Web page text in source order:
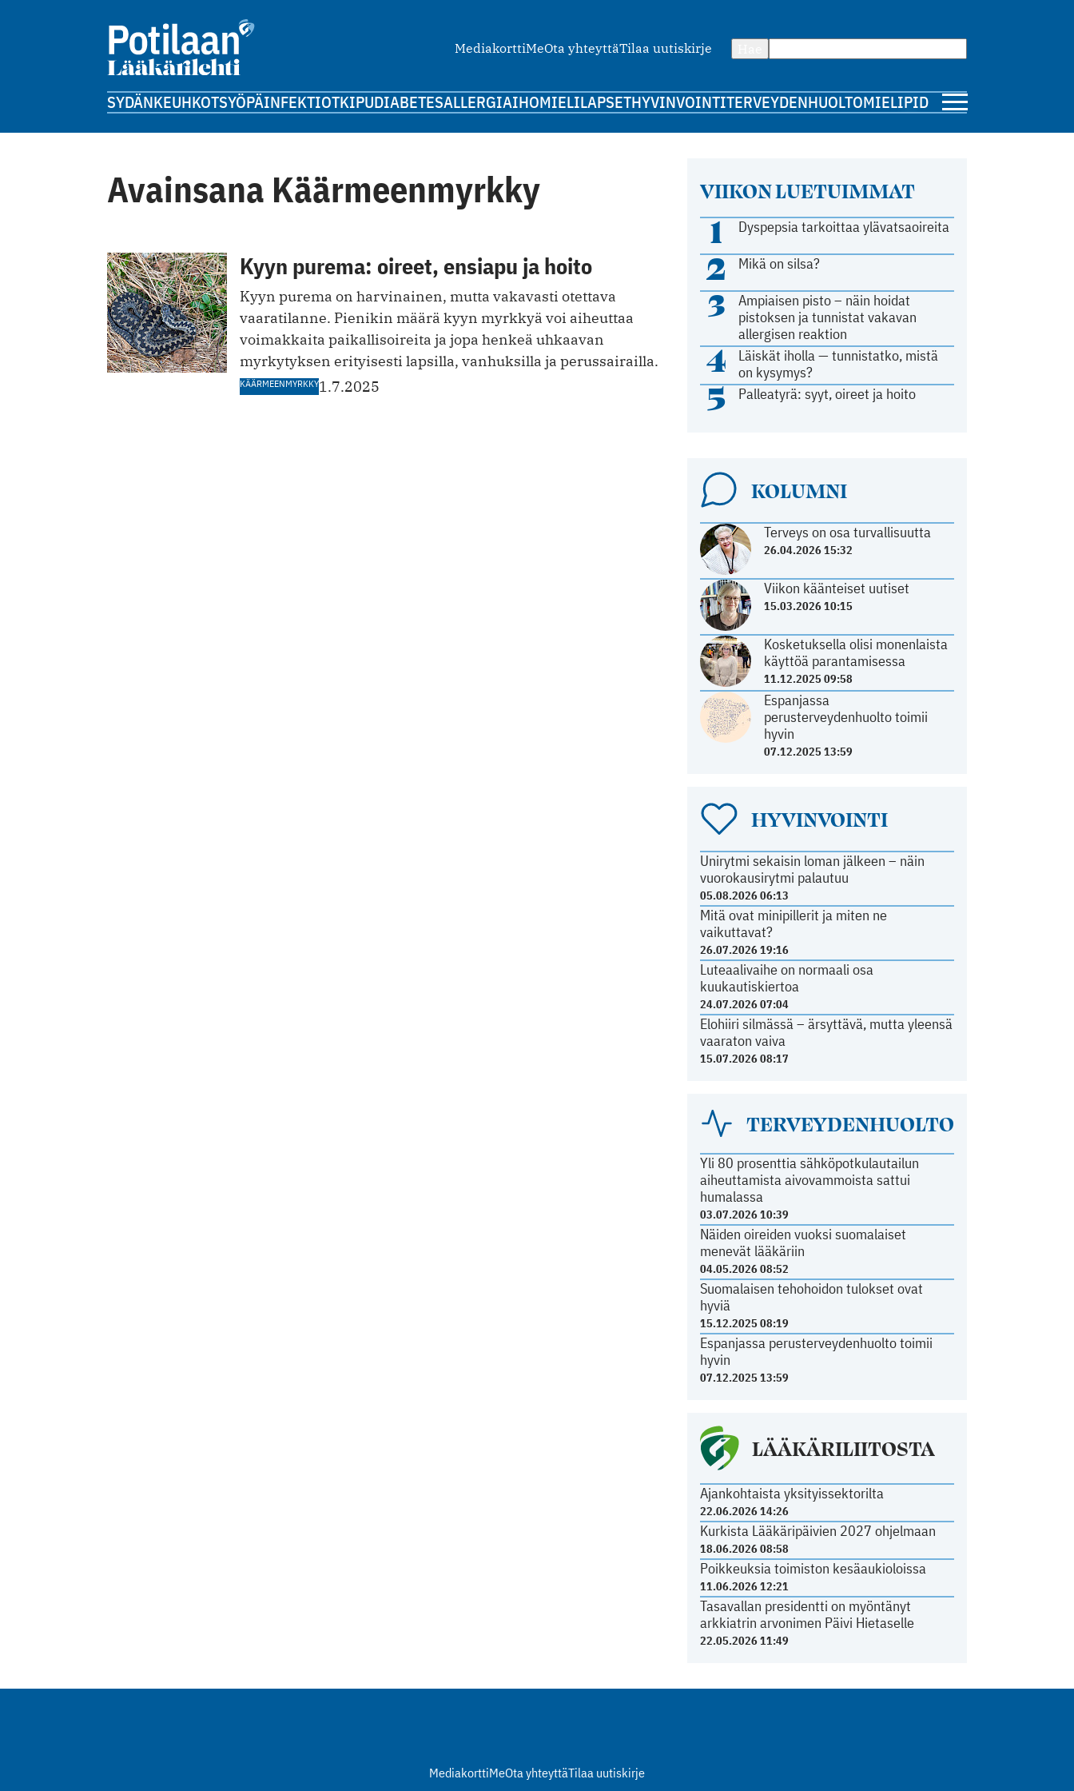
MediakorttiMeOta yhteyttäTilaa uutiskirje
SYDÄNKEUHKOTSYÖPÄINFEKTIOTKIPUDIABETESALLERGIAIHOMIELILAPSETHYVINVOINTITERVEYDENHUOLTOMIELIPIDE
Avainsana Käärmeenmyrkky
Kyyn purema: oireet, ensiapu ja hoito
Kyyn purema on harvinainen, mutta vakavasti otettava
vaaratilanne. Pienikin määrä kyyn myrkkyä voi aiheuttaa
voimakkaita paikallisoireita ja jopa henkeä uhkaavan
myrkytyksen erityisesti lapsilla, vanhuksilla ja perussairailla.
KÄÄRMEENMYRKKY1.7.2025
VIIKON LUETUIMMAT
1 Dyspepsia tarkoittaa ylävatsaoireita
2 Mikä on silsa?
3
Ampiaisen pisto – näin hoidat
pistoksen ja tunnistat vakavan
allergisen reaktion
4
Läiskät iholla — tunnistatko, mistä
on kysymys?
5 Palleatyrä: syyt, oireet ja hoito
KOLUMNI
Terveys on osa turvallisuutta
26.04.2026 15:32
Viikon käänteiset uutiset
15.03.2026 10:15
Kosketuksella olisi monenlaista
käyttöä parantamisessa
11.12.2025 09:58
Espanjassa
perusterveydenhuolto toimii
hyvin
07.12.2025 13:59
HYVINVOINTI
Unirytmi sekaisin loman jälkeen – näin
vuorokausirytmi palautuu
05.08.2026 06:13
Mitä ovat minipillerit ja miten ne
vaikuttavat?
26.07.2026 19:16
Luteaalivaihe on normaali osa
kuukautiskiertoa
24.07.2026 07:04
Elohiiri silmässä – ärsyttävä, mutta yleensä
vaaraton vaiva
15.07.2026 08:17
TERVEYDENHUOLTO
Yli 80 prosenttia sähköpotkulautailun
aiheuttamista aivovammoista sattui
humalassa
03.07.2026 10:39
Näiden oireiden vuoksi suomalaiset
menevät lääkäriin
04.05.2026 08:52
Suomalaisen tehohoidon tulokset ovat
hyviä
15.12.2025 08:19
Espanjassa perusterveydenhuolto toimii
hyvin
07.12.2025 13:59
LÄÄKÄRILIITOSTA
Ajankohtaista yksityissektorilta
22.06.2026 14:26
Kurkista Lääkäripäivien 2027 ohjelmaan
18.06.2026 08:58
Poikkeuksia toimiston kesäaukioloissa
11.06.2026 12:21
Tasavallan presidentti on myöntänyt
arkkiatrin arvonimen Päivi Hietaselle
22.05.2026 11:49
MediakorttiMeOta yhteyttäTilaa uutiskirje